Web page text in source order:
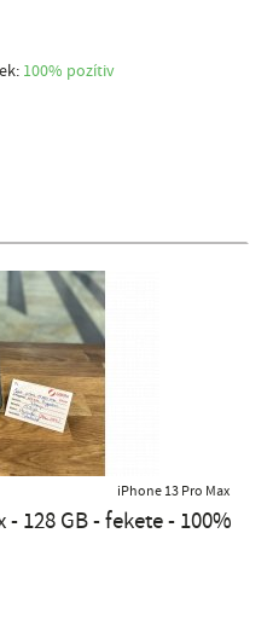
100% pozítiv
iPhone 13 Pro Max
128 GB - fekete - 100%